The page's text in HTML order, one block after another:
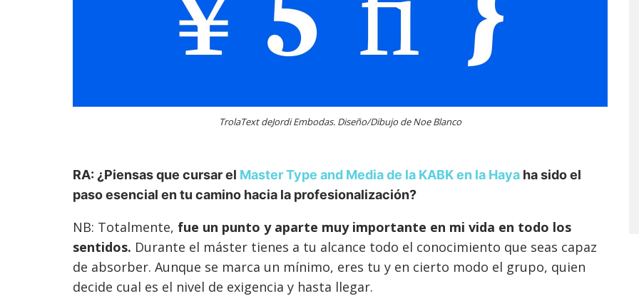
TrolaText deJordi Embodas. Diseño/Dibujo de Noe Blanco
RA: ¿Piensas que cursar el Master Type and Media de la KABK en la Haya ha sido el
paso esencial en tu camino hacia la profesionalización?
NB: Totalmente, fue un punto y aparte muy importante en mi vida en todo los
sentidos. Durante el máster tienes a tu alcance todo el conocimiento que seas capaz
de absorber. Aunque se marca un mínimo, eres tu y en cierto modo el grupo, quien
decide cual es el nivel de exigencia y hasta llegar.